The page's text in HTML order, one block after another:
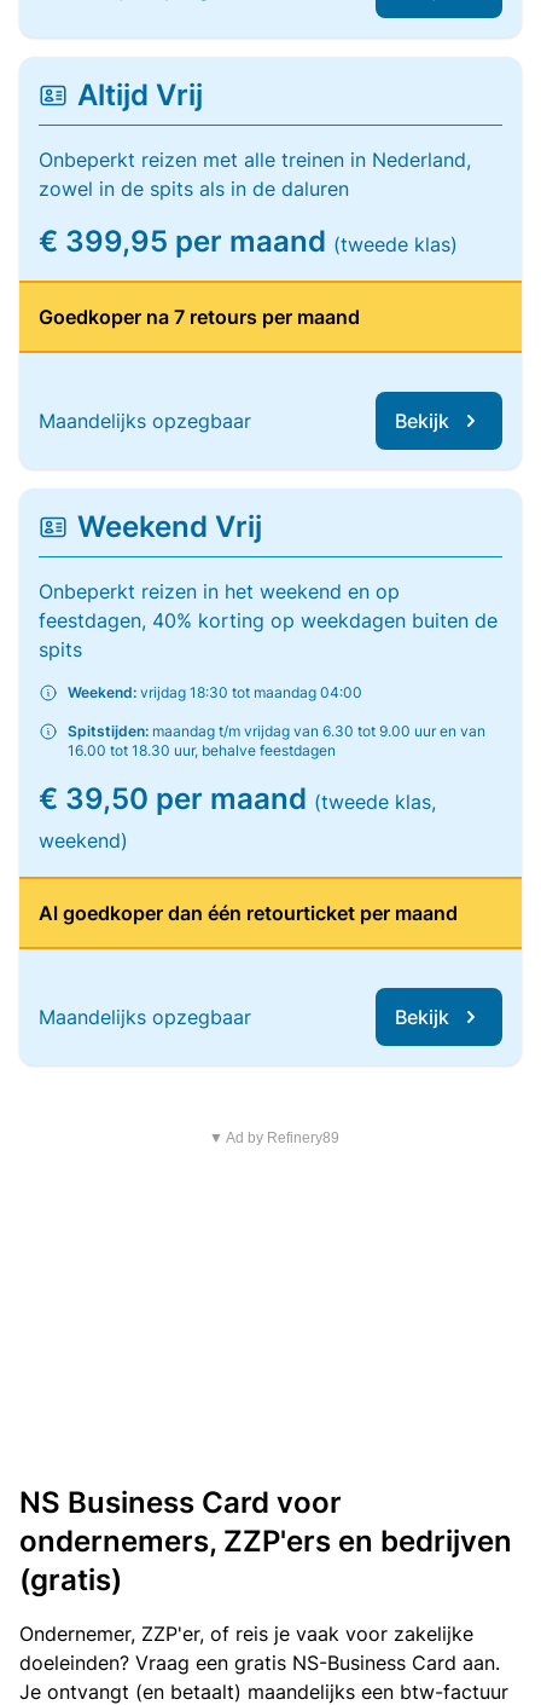
Altijd Vrij
Onbeperkt reizen met alle treinen in Nederland,
zowel in de spits als in de daluren
€ 399,95 per maand (tweede klas)
Goedkoper na 7 retours per maand
Maandelijks opzegbaar Bekijk
Weekend Vrij
Onbeperkt reizen in het weekend en op
feestdagen, 40% korting op weekdagen buiten de
spits
Weekend: vrijdag 18:30 tot maandag 04:00
Spitstijden: maandag t/m vrijdag van 6.30 tot 9.00 uur en van
16.00 tot 18.30 uur, behalve feestdagen
€ 39,50 per maand (tweede klas,
weekend)
Al goedkoper dan één retourticket per maand
Maandelijks opzegbaar Bekijk
▼ Ad by Refinery89
NS Business Card voor
ondernemers, ZZP'ers en bedrijven
(gratis)
Ondernemer, ZZP'er, of reis je vaak voor zakelijke
doeleinden? Vraag een gratis NS-Business Card aan.
Je ontvangt (en betaalt) maandelijks een btw-factuur